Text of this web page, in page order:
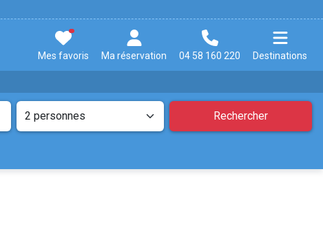
Mes favoris Ma réservation 04 58 160 220 Destinations
Rechercher